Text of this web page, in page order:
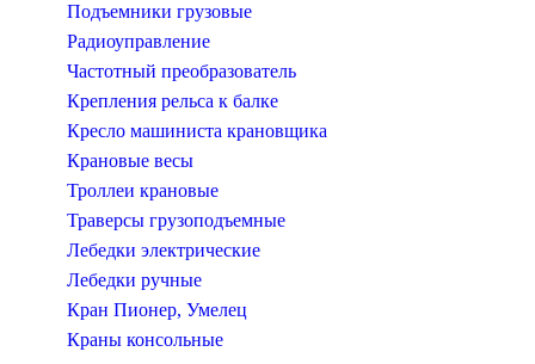
Подъемники грузовые
Радиоуправление
Частотный преобразователь
Крепления рельса к балке
Кресло машиниста крановщика
Крановые весы
Троллеи крановые
Траверсы грузоподъемные
Лебедки электрические
Лебедки ручные
Кран Пионер, Умелец
Краны консольные